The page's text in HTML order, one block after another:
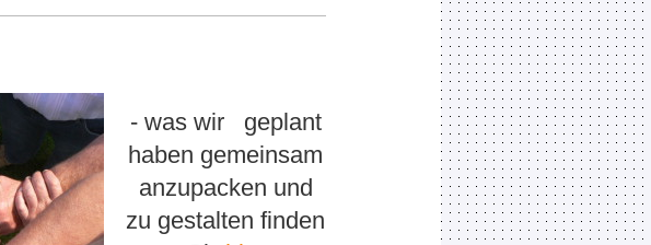
- was wir geplant
haben gemeinsam
anzupacken und
zu gestalten finden